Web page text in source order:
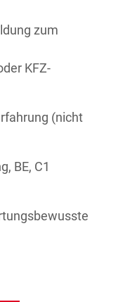
zum
KFZ-
(nicht
BE, C1